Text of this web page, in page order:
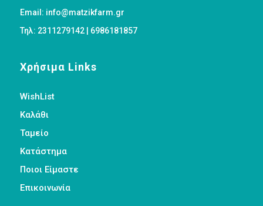
Email: info@matzikfarm.gr
Τηλ: 2311279142 | 6986181857
Χρήσιμα Links
WishList
Καλάθι
Ταμείο
Κατάστημα
Ποιοι Είμαστε
Επικοινωνία